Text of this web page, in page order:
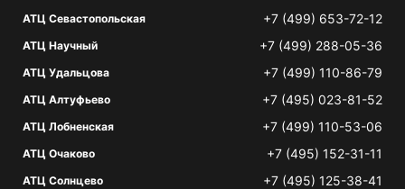
АТЦ Севастопольская +7 (499) 653-72-12
АТЦ Научный +7 (499) 288-05-36
АТЦ Удальцова +7 (499) 110-86-79
АТЦ Алтуфьево +7 (495) 023-81-52
АТЦ Лобненская +7 (499) 110-53-06
АТЦ Очаково +7 (495) 152-31-11
АТЦ Солнцево +7 (495) 125-38-41